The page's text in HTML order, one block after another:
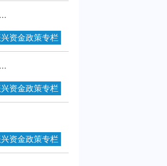
资金政策专栏
资金政策专栏
资金政策专栏